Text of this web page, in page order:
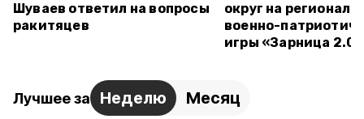
Шуваев ответил на вопросы
ракитяцев
округ на
военно-
игры «Зарница 2.0»
Лучшее за Неделю Месяц